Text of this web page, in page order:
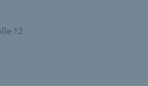
12